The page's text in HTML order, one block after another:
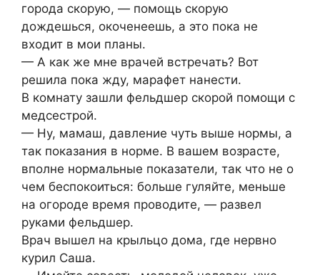
города скорую, — помощь скорую
дождешься, окоченеешь, а это пока не
входит в мои планы.
— А как же мне врачей встречать? Вот
решила пока жду, марафет нанести.
В комнату зашли фельдшер скорой помощи с
медсестрой.
— Ну, мамаш, давление чуть выше нормы, а
так показания в норме. В вашем возрасте,
вполне нормальные показатели, так что не о
чем беспокоиться: больше гуляйте, меньше
на огороде время проводите, — развел
руками фельдшер.
Врач вышел на крыльцо дома, где нервно
курил Саша.